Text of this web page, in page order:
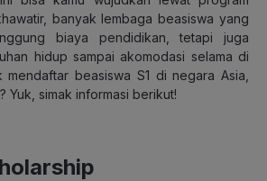
banyak lembaga beasiswa yang
biaya pendidikan, tetapi juga
hidup sampai akomodasi selama di
mendaftar beasiswa S1 di negara Asia,
Yuk, simak informasi berikut!